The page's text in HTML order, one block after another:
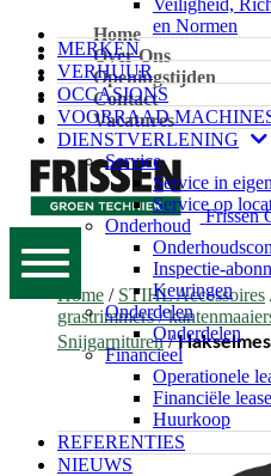
Veiligheid,
en Normen
MERKEN
VERHUUR
OCCASIONS
VOORRAAD
DIENSTVERLENING
Service
Service in
Service op
Onderhoud
Inspectie-
Keuringen
Onderdelen
Onderdelen
Financieel
Operationele
Financiële lease
Huurkoop
REFERENTIES
NIEUWS
Home
Over Ons
Openingstijden
Contact
Vacatures
Frissen
Home / STIHL Accessoires
grastrimmers /
Snijgarnituren/